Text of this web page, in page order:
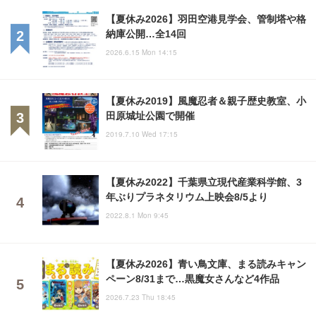
【夏休み2026】羽田空港見学会、管制塔や格
納庫公開…全14回
2026.6.15 Mon 14:15
【夏休み2019】風魔忍者＆親子歴史教室、小
田原城址公園で開催
2019.7.10 Wed 17:15
【夏休み2022】千葉県立現代産業科学館、3
年ぶりプラネタリウム上映会8/5より
2022.8.1 Mon 9:45
【夏休み2026】青い鳥文庫、まる読みキャン
ペーン8/31まで…黒魔女さんなど4作品
2026.7.23 Thu 18:45